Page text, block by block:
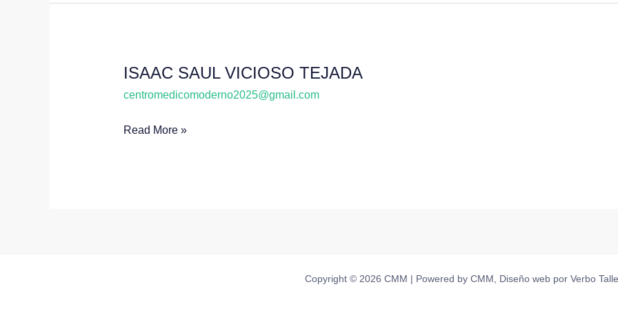
ISAAC SAUL VICIOSO TEJADA
centromedicomoderno2025@gmail.com
ISAAC
SAUL
Read More »
Copyright © 2026 CMM | Powered by CMM, Diseño web por Verbo